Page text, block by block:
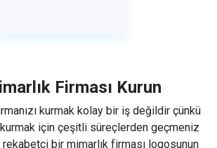
Firması Kurun
kurmak kolay bir iş değildir çünkü
için çeşitli süreçlerden geçmeniz
bir mimarlık firması logosunun